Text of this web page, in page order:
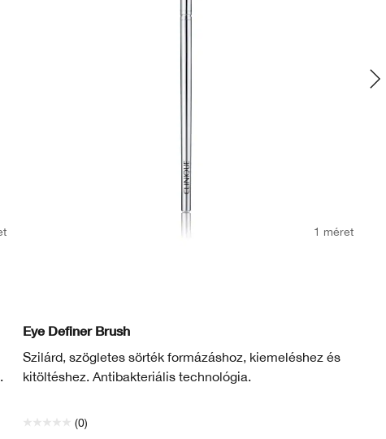
1 méret
Eye Definer Brush
Szilárd, szögletes sörték formázáshoz, kiemeléshez és
kitöltéshez. Antibakteriális technológia.
(0)